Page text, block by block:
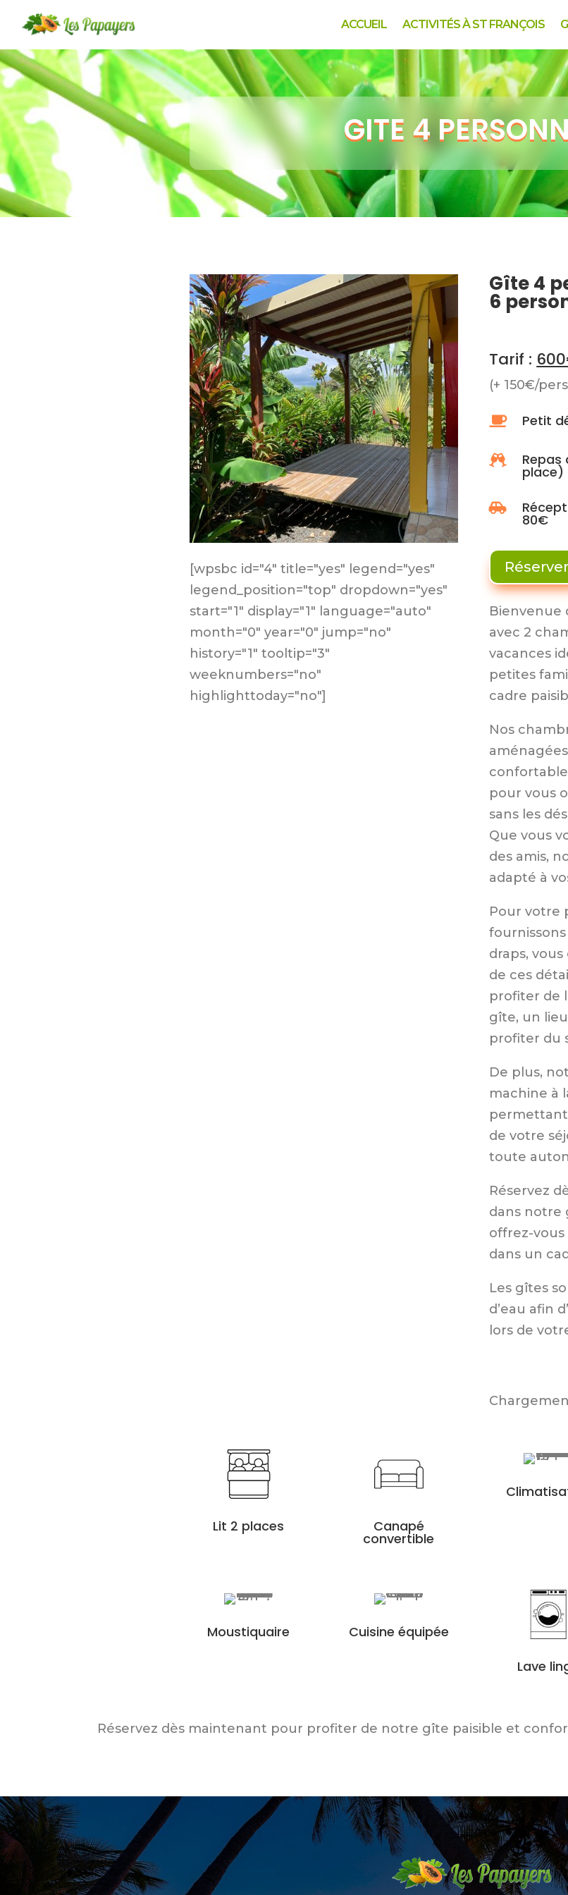
ACCUEIL ACTIVITÉS À ST FRANÇOIS
GITE 4
[wpsbc id="4" title="yes" legend="yes"
legend_position="top" dropdown="yes"
start="1" display="1" language="auto"
month="0" year="0" jump="no"
history="1" tooltip="3"
weeknumbers="no"
highlighttoday="no"]
Gîte 4
6
Tarif :
(+ 150€/
 Petit

place)

80€
Réserver
Bienvenue
avec 2
vacances
petites
cadre
Nos
pour vous
sans les
Que vous
des amis,
adapté à
Pour votre
draps,
de ces
profiter de
gîte, un
profiter du
De plus,
machine à
de votre
toute
Réservez
dans notre
offrez-
dans un
Les gîtes
d’eau afin
lors de
Lit 2 places Canapé
convertible
Moustiquaire
Cuisine équipée
Lave
Réservez dès maintenant pour profiter de notre gîte paisible et